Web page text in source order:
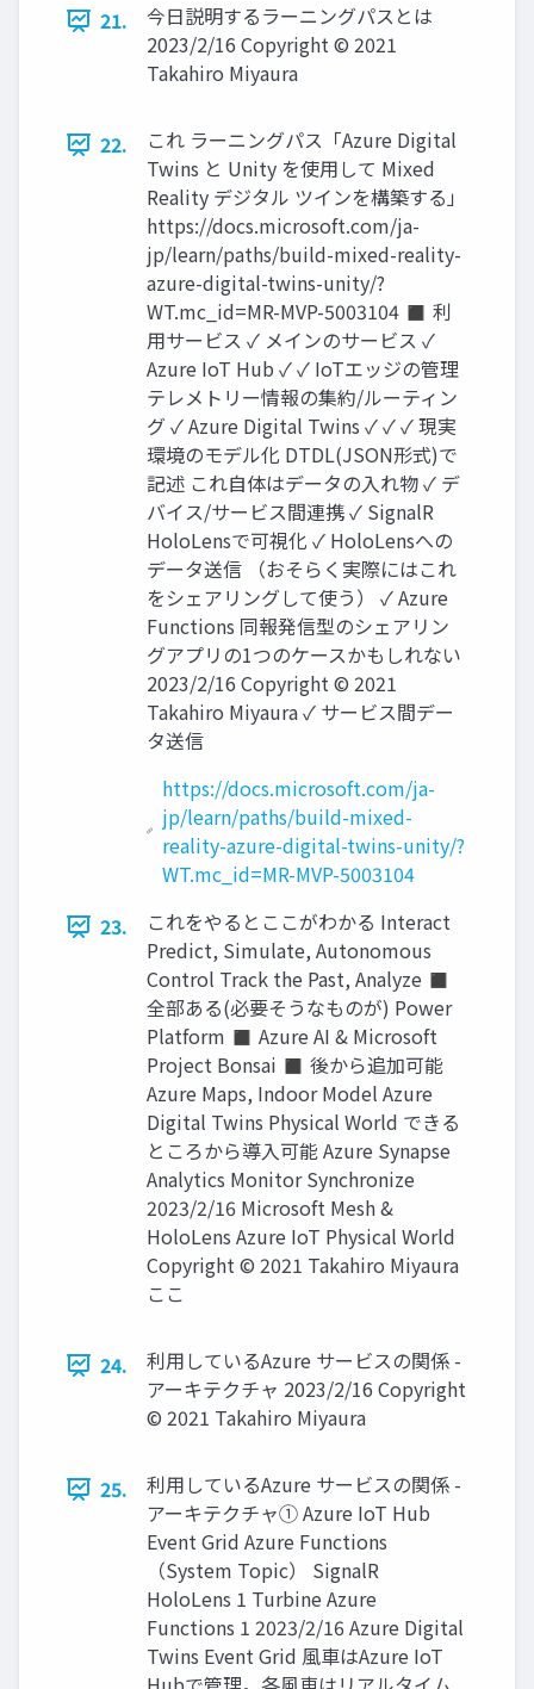
21.
今日説明するラーニングパスとは
2023/2/16 Copyright © 2021
Takahiro Miyaura
22.
これ ラーニングパス「Azure Digital
Twins と Unity を使用して Mixed
Reality デジタル ツインを構築する」
https://docs.microsoft.com/ja-
jp/learn/paths/build-mixed-reality-
azure-digital-twins-unity/?
WT.mc_id=MR-MVP-5003104 ◼ 利
用サービス ✓ メインのサービス ✓
Azure IoT Hub ✓ ✓ IoTエッジの管理
テレメトリー情報の集約/ルーティン
グ ✓ Azure Digital Twins ✓ ✓ ✓ 現実
環境のモデル化 DTDL(JSON形式)で
記述 これ自体はデータの入れ物 ✓ デ
バイス/サービス間連携 ✓ SignalR
HoloLensで可視化 ✓ HoloLensへの
データ送信 （おそらく実際にはこれ
をシェアリングして使う） ✓ Azure
Functions 同報発信型のシェアリン
グアプリの1つのケースかもしれない
2023/2/16 Copyright © 2021
Takahiro Miyaura ✓ サービス間デー
タ送信
https://docs.microsoft.com/ja-
jp/learn/paths/build-mixed-
reality-azure-digital-twins-unity/?
WT.mc_id=MR-MVP-5003104
23.
これをやるとここがわかる Interact
Predict, Simulate, Autonomous
Control Track the Past, Analyze ◼
全部ある(必要そうなものが) Power
Platform ◼ Azure AI & Microsoft
Project Bonsai ◼ 後から追加可能
Azure Maps, Indoor Model Azure
Digital Twins Physical World できる
ところから導入可能 Azure Synapse
Analytics Monitor Synchronize
2023/2/16 Microsoft Mesh &
HoloLens Azure IoT Physical World
Copyright © 2021 Takahiro Miyaura
ここ
24.
利用しているAzure サービスの関係 -
アーキテクチャ 2023/2/16 Copyright
© 2021 Takahiro Miyaura
25.
利用しているAzure サービスの関係 -
アーキテクチャ① Azure IoT Hub
Event Grid Azure Functions
（System Topic） SignalR
HoloLens 1 Turbine Azure
Functions 1 2023/2/16 Azure Digital
Twins Event Grid 風車はAzure IoT